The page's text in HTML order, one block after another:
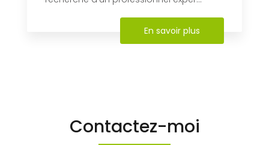
En savoir plus
Contactez-moi